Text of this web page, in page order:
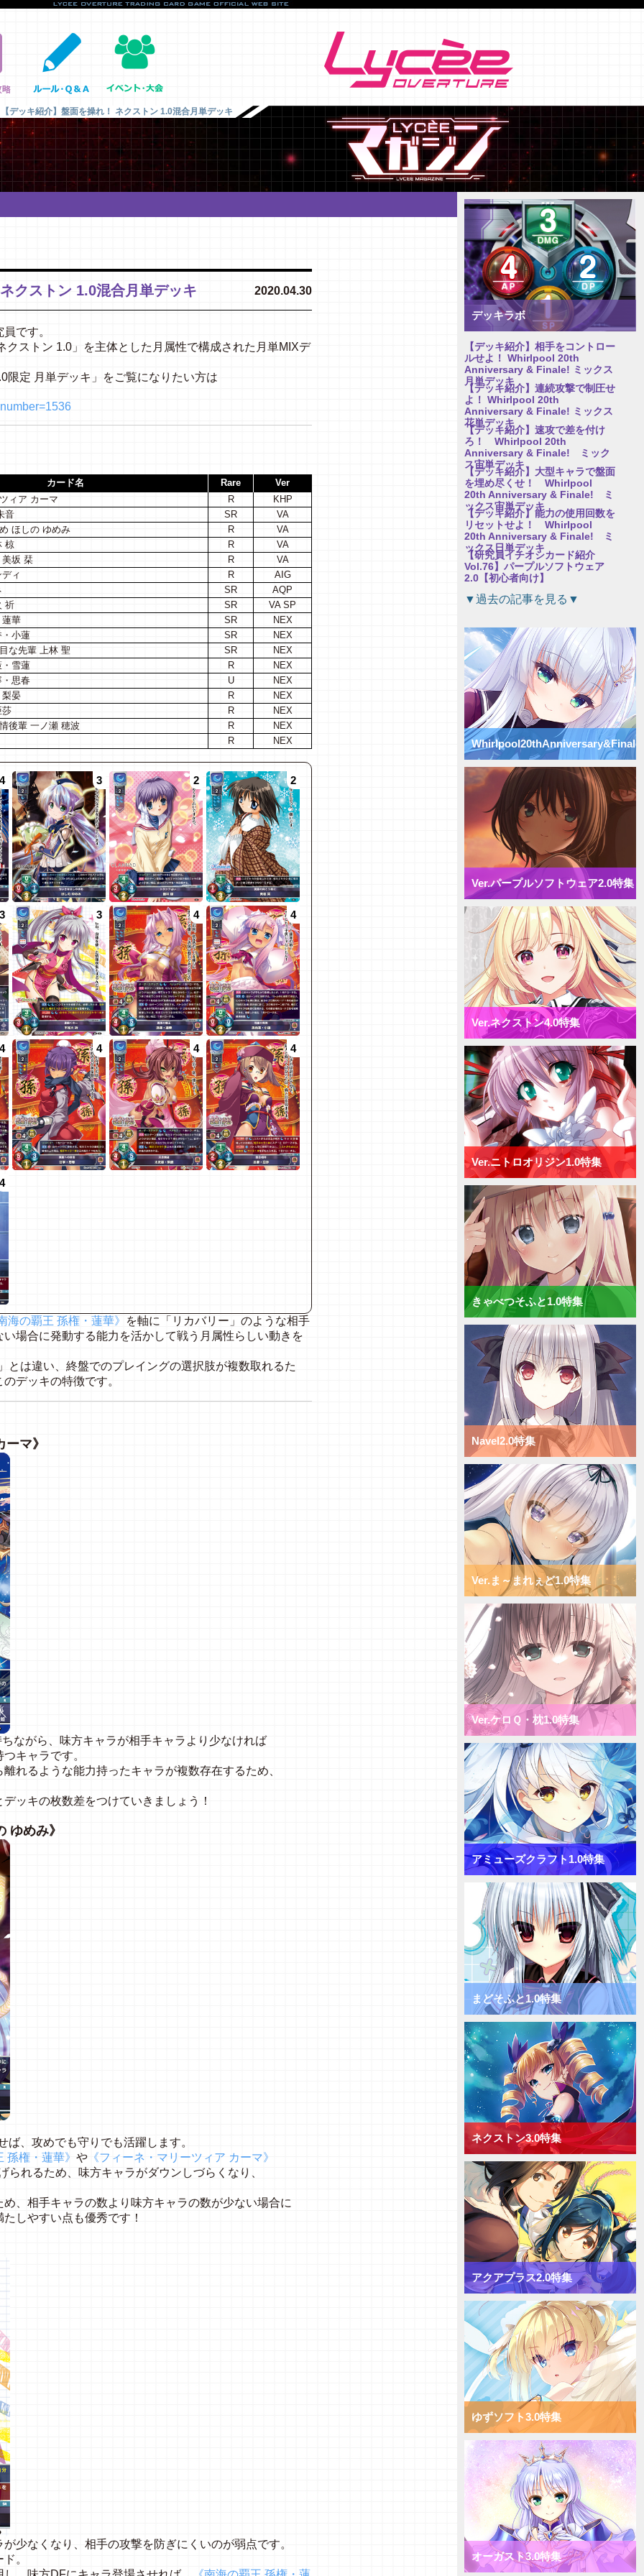
【デッキ紹介】盤面を操れ！ ネクストン 1.0混合月単デッキ
デッキラボ
【デッキ紹介】相手をコントロー
ルせよ！ Whirlpool 20th
Anniversary & Finale! ミックス
月単デッキ
【デッキ紹介】連続攻撃で制圧せ
よ！ Whirlpool 20th
Anniversary & Finale! ミックス
花単デッキ
【デッキ紹介】速攻で差を付け
ろ！ Whirlpool 20th
Anniversary & Finale! ミック
ス宙単デッキ
【デッキ紹介】大型キャラで盤面
を埋め尽くせ！ Whirlpool
20th Anniversary & Finale! ミ
ックス宙単デッキ
【デッキ紹介】能力の使用回数を
リセットせよ！ Whirlpool
20th Anniversary & Finale! ミ
ックス日単デッキ
【研究員イチオシカード紹介
Vol.76】パープルソフトウェア
2.0【初心者向け】
【研究員イチオシカード紹介
Vol.75】パープルソフトウェア
【研究員イチオシカード紹介
Vol.74】パープルソフトウェア
2.0【初心者向け】
【研究員イチオシカード紹介
Vol.73】パープルソフトウェア
2.0【初心者向け】
【研究員イチオシカード紹介
Vol.72】パープルソフトウェア
2.0【初心者向け】
【デッキ紹介】 様々な除去を駆
使して盤面崩壊！ パープルソフ
トウェア2.0 ミックス雪単デッ
【デッキ紹介】妨害と弱体化で動
きを制限せよ！ パープルソフト
ウェア2.0 ミックス月単デッキ
【デッキ紹介】 エリア多投で全
体強化！ パープルソフトウェア
2.0 ミックス花単デッキ
【デッキ紹介】 アイテム強化で
攻防一体！ パープルソフトウェ
ア2.0 ミックス宙単デッキ
【デッキ紹介】相打ち戦法でガン
ガン攻めろ！ パープルソフトウ
ェア2.0 ミックス日単デッキ
【研究員イチオシカード紹介
Vol.72】ネクストン4.0【初心者
向け】
【研究員イチオシカード紹介
Vol.71】ネクストン4.0【初心者
向け】
【デッキ紹介】AP強化と連続攻
撃で決めろ！ ネクストン4.0 ミ
ックス日単デッキ
【デッキ紹介】手札宣言能力で牽
制せよ！ ネクストン4.0 ミッ
クス宙単デッキ
【デッキ紹介】行動制限と速攻で
勝負を決めろ！ ネクストン
4.0 ミックス花単デッキ
【デッキ紹介】２種類の新エリア
を使い分けろ！ ネクストン4.0
ミックス月単デッキ
【デッキ紹介】[T]能力を活かし
て、バトルを制せ！ ネクストン
4.0 ミックス雪単デッキ
【研究員イチオシカード紹介
Vol.70】ニトロオリジン1.0【初
心者向け】
【研究員イチオシカード紹介
Vol.69】ニトロオリジン1.0【初
心者向け】
【研究員イチオシカード紹介
Vol.68】ニトロオリジン1.0【初
心者向け】
【研究員イチオシカード紹介
Vol.67】ニトロオリジン1.0【初
心者向け】
【研究員イチオシカード紹介
Vol.66】ニトロオリジン1.0【初
心者向け】
【デッキ紹介】小型キャラを全体
強化！ ニトロオリジン1.0 ミッ
クス日単デッキ
【デッキ紹介】超大型キャラで蹂
躙せよ！ ニトロオリジン1.0 ミ
ックス宙単デッキ
【デッキ紹介】サポートと移動で
攻め続けろ！ ニトロオリジン
1.0 ミックス花単デッキ
【デッキ紹介】超大型キャラへコ
ンバート！ ニトロオリジン1.0
ミックス月単デッキ
【デッキ紹介】盤面一掃で隙を突
け！ ニトロオリジン1.0 ミック
ス雪単デッキ
【初心者向けVol.38】「ターンリ
カバリー」「プリンシパル」「サ
プライズ」について
【初心者向けVol.37】「おうちで
リセ」をやってみよう！
【研究員イチオシカード紹介
Vol.65】きゃべつそふと1.0【初
心者向け】
【研究員イチオシカード紹介
Vol.64】きゃべつそふと1.0【初
心者向け】
【研究員イチオシカード紹介
Vol.63】きゃべつそふと1.0【初
心者向け】
【デッキ紹介】コスト大量発生！
きゃべつそふと1.0 ミックス日
単デッキ
【デッキ紹介】フィールド全体を
チャージ！ きゃべつそふと1.0
ミックス宙単デッキ
【デッキ紹介】サポートでDP上
昇！ きゃべつそふと1.0 ミック
ス花単デッキ
【デッキ紹介】相手の手札を減ら
して制圧！ きゃべつそふと1.0
ミックス月単デッキ
【デッキ紹介】能力値上昇と破棄
でフィールド圧倒！ きゃべつそ
ふと1.0 ミックス雪単デッキ
【デッキ紹介】ドローするかAP
強化か！ Navel2.0 ミックス日
単デッキ
【デッキ紹介】大型キャラを全体
強化！ Navel2.0 ミックス宙単
デッキ
【デッキ紹介】[手札宣言能力]を
連発！ Navel2.0 ミックス花単
デッキ
【デッキ紹介】対応して押し切
れ！ Navel2.0 ミックス月単デ
ッキ
【デッキ紹介】[T]能力を使い倒
してコントロール！ Navel2.0
ミックス雪単デッキ
【デッキ紹介】AP強化で速攻勝
負！ ま～まれぇど1.0 ミックス
日単デッキ
【デッキ紹介】大量コストで圧
倒！ ま～まれぇど1.0 ミックス
宙単デッキ
【デッキ紹介】能力値強化で一点
突破！ ま～まれぇど1.0 ミック
ス花単デッキ
【デッキ紹介】エリアの大量配置
で能力値操作！ ま～まれぇど
1.0 ミックス月単デッキ
【デッキ紹介】相手のキャラを破
棄して強化！ ま～まれぇど1.0
ミックス雪単デッキ
【初心者向けVol.36】それぞれの
カード種類についてご紹介！
【研究員イチオシカード紹介
Vol.59】ケロＱ・枕1.0【初心者
▼過去の記事を見る▼
Whirlpool20thAnniversary&Finale!
特集
Ver.パープルソフトウェア2.0特集
Ver.ネクストン4.0特集
Ver.ニトロオリジン1.0特集
きゃべつそふと1.0特集
Navel2.0特集
Ver.ま～まれぇど1.0特集
Ver.ケロＱ・枕1.0特集
アミューズクラフト1.0特集
まどそふと1.0特集
ネクストン3.0特集
アクアプラス2.0特集
ゆずソフト3.0特集
オーガスト3.0特集
クストン 1.0混合月単デッキ 2020.04.30
です。
クストン 1.0」を主体とした月属性で構成された月単MIXデ
限定 月単デッキ」をご覧になりたい方は
カード名 Rare
Ver
ィア カーマ
R
KHP
音
SR
VA
ほしの ゆめみ
R
VA
椋
R
VA
美坂 栞
R
VA
ィ
R
AIG
SR
AQP
祈
SR
VA SP
蓮華
SR
NEX
小蓮
SR
NEX
な先輩 上林 聖
SR
NEX
雪蓮
R
NEX
思春
U
NEX
梨晏
R
NEX
莎
R
NEX
後輩 一ノ瀬 穂波
R
NEX
R
NEX
4 3 2 2
3 3 4 4
4 4 4 4
4
海の覇王 孫権・蓮華》
を軸に「リカバリー」のような相手
場合に発動する能力を活かして戦う月属性らしい動きを
とは違い、終盤でのプレイングの選択肢が複数取れるた
デッキの特徴です。
マ》
ながら、味方キャラが相手キャラより少なければ
キャラです。
れるような能力持ったキャラが複数存在するため、
ッキの枚数差をつけていきましょう！
ゆめみ》
、攻めでも守りでも活躍します。
孫権・蓮華》 や 《フィーネ・マリーツィア カーマ》
れるため、味方キャラがダウンしづらくなり、
、相手キャラの数より味方キャラの数が少ない場合に
しやすい点も優秀です！
少なくなり、相手の攻撃を防ぎにくいのが弱点です。
。